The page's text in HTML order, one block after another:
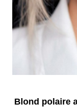
Blond polaire